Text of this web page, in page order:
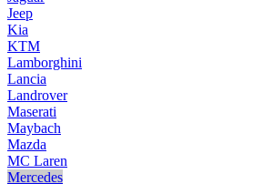
Jeep
Kia
KTM
Lamborghini
Lancia
Landrover
Maserati
Maybach
Mazda
MC Laren
Mercedes